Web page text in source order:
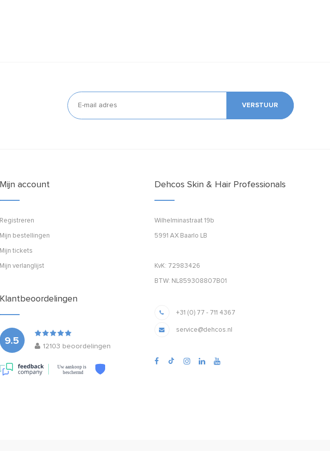
VERSTUUR
Mijn account
Registreren
Mijn bestellingen
Mijn tickets
Mijn verlanglijst
Klantbeoordelingen
9.5
12103 beoordelingen
Uw aankoop is
beschermd
Dehcos Skin & Hair Professionals
Wilhelminastraat 19b
5991 AX Baarlo LB
KvK: 72983426
BTW: NL859308807B01
+31 (0) 77 - 711 4367
service@dehcos.nl